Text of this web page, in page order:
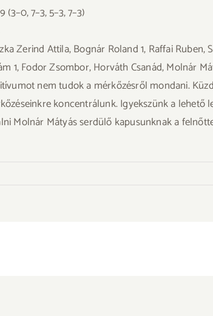
7–3, 5–3, 7–3)
Zerind Attila, Bognár Roland 1, Raffai
1, Fodor Zsombor, Horváth Csanád, Molnár
nem tudok a mérkőzésről mondani.
koncentrálunk. Igyekszünk a
Molnár Mátyás serdülő kapusunknak a